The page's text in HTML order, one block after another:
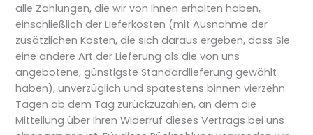
alle Zahlungen, die wir von Ihnen erhalten haben,
einschließlich der Lieferkosten (mit Ausnahme der
zusätzlichen Kosten, die sich daraus ergeben, dass Sie
eine andere Art der Lieferung als die von uns
angebotene, günstigste Standardlieferung gewählt
haben), unverzüglich und spätestens binnen vierzehn
Tagen ab dem Tag zurückzuzahlen, an dem die
Mitteilung über Ihren Widerruf dieses Vertrags bei uns